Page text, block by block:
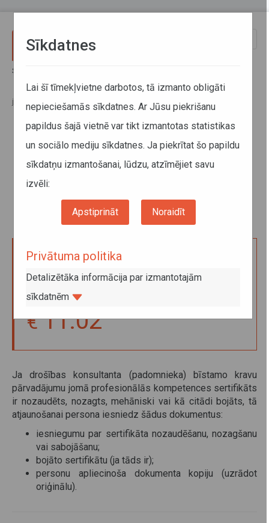
Sākums
Drošības konsultanta (padomnieka) bīstamo kravu pārvadājumu
jomā profesionālās kompetences sertifikāts (dublikāts)
Drošības konsultanta
(padomnieka) bīstamo kravu
pārvadājumu jomā profesionālās
kompetences sertifikāts
(dublikāts)
Drošības konsultanta (padomnieka) bīstamo kravu
pārvadājumu jomā pieteikuma izskatīšana par
nozaudētu vai nozagtu sertifikātu
11.02
Ja drošības konsultanta (padomnieka) bīstamo kravu
pārvadājumu jomā profesionālās kompetences sertifikāts
ir nozaudēts, nozagts, mehāniski vai kā citādi bojāts, tā
atjaunošanai persona iesniedz šādus dokumentus:
iesniegumu par sertifikāta nozaudēšanu, nozagšanu
vai sabojāšanu;
bojāto sertifikātu (ja tāds ir);
personu apliecinoša dokumenta kopiju (uzrādot
oriģinālu).
Sīkdatnes
Lai šī tīmekļvietne darbotos, tā izmanto obligāti
nepieciešamās sīkdatnes. Ar Jūsu piekrišanu
papildus šajā vietnē var tikt izmantotas statistikas
un sociālo mediju sīkdatnes. Ja piekrītat šo papildu
sīkdatņu izmantošanai, lūdzu, atzīmējiet savu
izvēli:
Apstiprināt Noraidīt
Privātuma politika
Detalizētāka informācija par izmantotajām
sīkdatnēm